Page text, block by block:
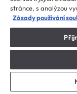
stránce, s analýzou
Zásady používání